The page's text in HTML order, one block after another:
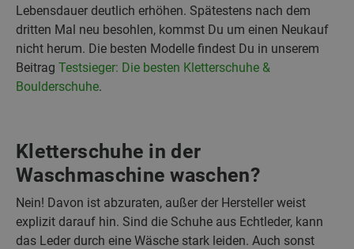
Lebensdauer deutlich erhöhen. Spätestens nach dem
dritten Mal neu besohlen, kommst Du um einen Neukauf
nicht herum. Die besten Modelle findest Du in unserem
Beitrag Testsieger: Die besten Kletterschuhe &
Boulderschuhe.
Kletterschuhe in der
Waschmaschine waschen?
Nein! Davon ist abzuraten, außer der Hersteller weist
explizit darauf hin. Sind die Schuhe aus Echtleder, kann
das Leder durch eine Wäsche stark leiden. Auch sonst